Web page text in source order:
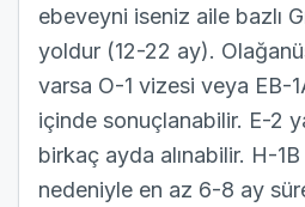
ebeveyni iseniz aile bazlı
yoldur (12-22 ay).
varsa O-1 vizesi veya EB-
içinde sonuçlanabilir. E-2
birkaç ayda alınabilir. H-
nedeniyle en az 6-8 ay